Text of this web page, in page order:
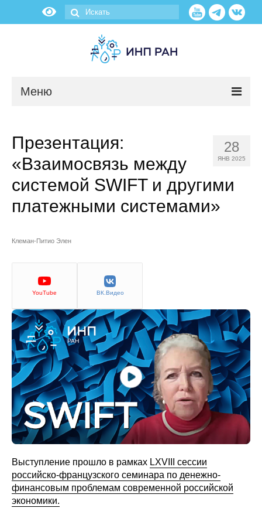
Меню
О нас
Об институте
Научные подразделения
Сотрудники
Отчетность
Противодействие коррупции
Материалы для СМИ
Публикации
Научная жизнь
Издания
Проблемы прогнозирования
О журнале
28
ЯНВ 2025
Презентация:
«Взаимосвязь между
системой SWIFT и другими
платежными системами»
Клеман-Питио Элен
YouTube ВК.Видео
Выступление прошло в рамках LXVIII сессии
российско-французского семинара по денежно-
финансовым проблемам современной российской
экономики.